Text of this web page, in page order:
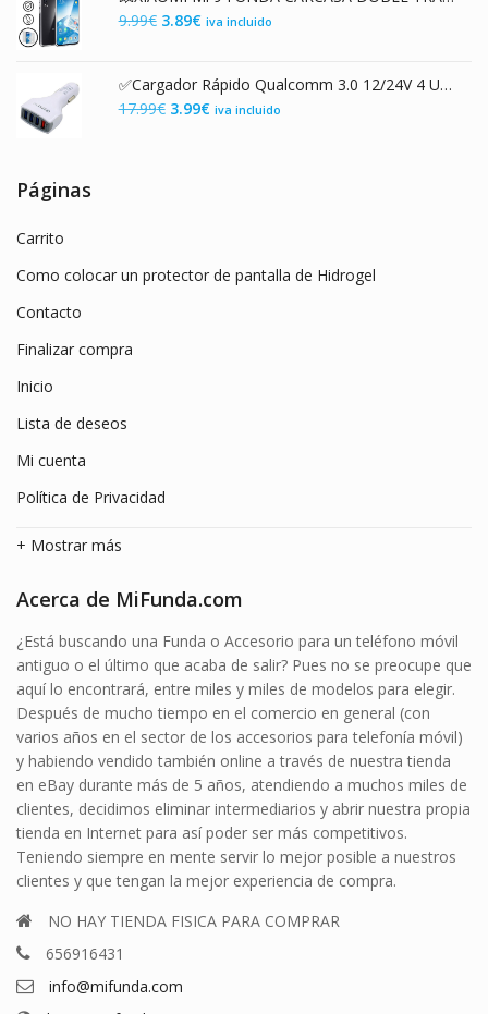
9.99€.3.89€.
9.99€ El
era:
9.99€.
3.89€El
es:
3.89€.
iva incluido
✅Cargador Rápido Qualcomm 3.0 12/24V 4 USB 3.6v/6.5v/9v/12v 7A Total
17.99€ El
3.99€Eliva incluido
Páginas
Carrito
Como colocar un protector de pantalla de Hidrogel
Contacto
Finalizar compra
Inicio
Lista de deseos
Mi cuenta
Política de Privacidad
+ Mostrar más
Acerca de MiFunda.com
¿Está buscando una Funda o Accesorio para un teléfono móvil
antiguo o el último que acaba de salir? Pues no se preocupe que
aquí lo encontrará, entre miles y miles de modelos para elegir.
Después de mucho tiempo en el comercio en general (con
varios años en el sector de los accesorios para telefonía móvil)
y habiendo vendido también online a través de nuestra tienda
en eBay durante más de 5 años, atendiendo a muchos miles de
clientes, decidimos eliminar intermediarios y abrir nuestra propia
tienda en Internet para así poder ser más competitivos.
Teniendo siempre en mente servir lo mejor posible a nuestros
clientes y que tengan la mejor experiencia de compra.
NO HAY TIENDA FISICA PARA COMPRAR
656916431
info@mifunda.com